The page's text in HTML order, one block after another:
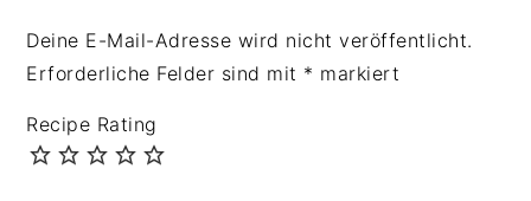
Deine E-Mail-Adresse wird nicht veröffentlicht.
Erforderliche Felder sind mit * markiert
Recipe Rating